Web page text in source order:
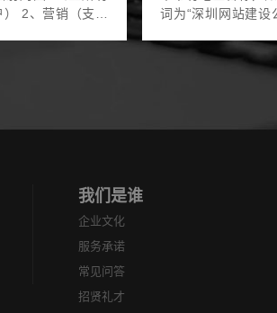
支持
词为“深圳网站建设
关键词中出现了地区
圳”。全国性关键词
我们是谁
企业文化
服务承诺
常见问答
招贤礼才